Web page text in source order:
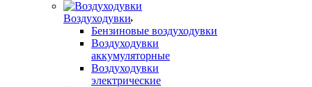
Воздуходувки
Бензиновые воздуходувки
Воздуходувки
аккумуляторные
Воздуходувки
электрические